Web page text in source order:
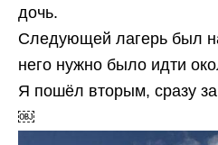
дочь.
Следующей лагерь был
него нужно было идти
Я пошёл вторым, сразу
￼